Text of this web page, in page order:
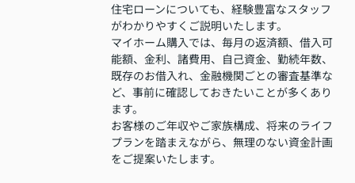
住宅ローンについても、経験豊富なスタッフ
がわかりやすくご説明いたします。
マイホーム購入では、毎月の返済額、借入可
能額、金利、諸費用、自己資金、勤続年数、
既存のお借入れ、金融機関ごとの審査基準な
ど、事前に確認しておきたいことが多くあり
ます。
お客様のご年収やご家族構成、将来のライフ
プランを踏まえながら、無理のない資金計画
をご提案いたします。